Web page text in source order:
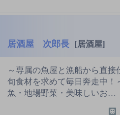
居酒屋 次郎長 [居酒屋]
～専属の魚屋と漁船から直
旬食材を求めて毎日奔走中！
魚・地場野菜・美味しいお…